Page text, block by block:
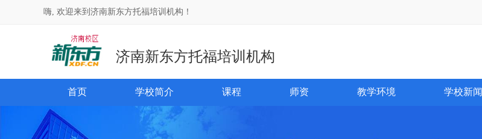
嗨, 欢迎来到济南新东方托福培训机构！
济南新东方托福培训机构
首页 学校简介 课程 师资 教学环境 学校新闻